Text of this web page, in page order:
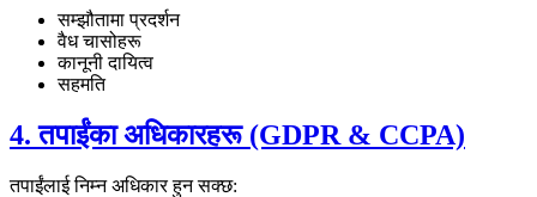
सम्झौतामा प्रदर्शन
वैध चासोहरू
कानूनी दायित्व
सहमति
4. तपाईंका अधिकारहरू (GDPR & CCPA)
तपाईंलाई निम्न अधिकार हुन सक्छ: